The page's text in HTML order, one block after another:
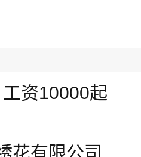
资10000起
花有限公司